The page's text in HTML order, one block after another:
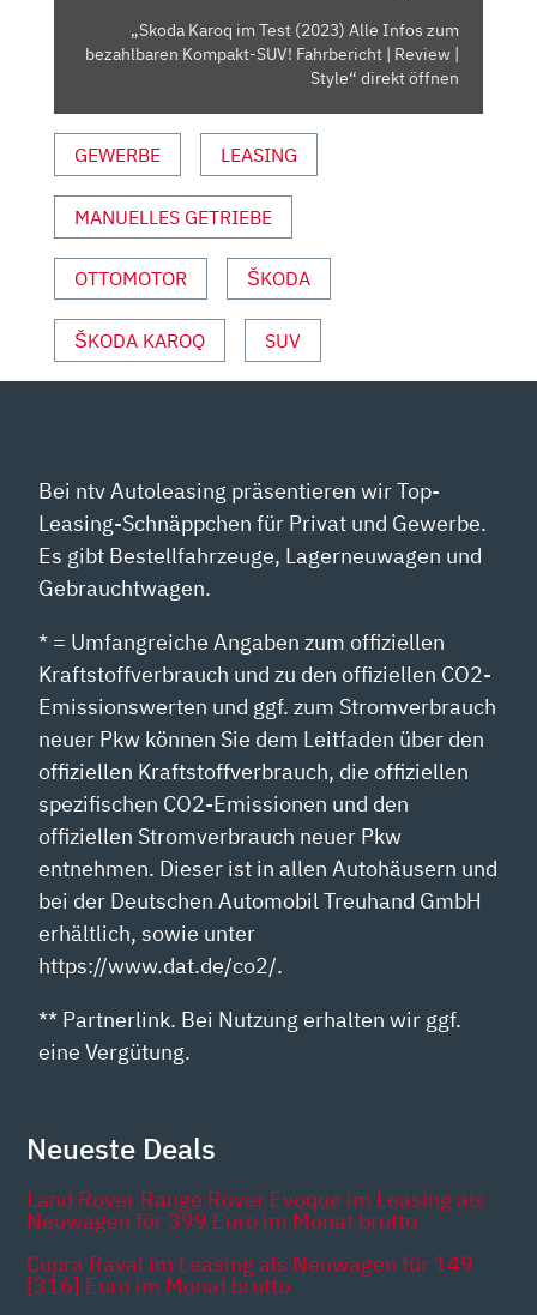
BEZAHLBAREN
KOMPAKT-
|
REVIEW
|
STYLE“
YOUTUBE
ANZEIGEN
„Skoda Karoq im Test (2023) Alle Infos zum
bezahlbaren Kompakt-SUV! Fahrbericht | Review |
Style“ direkt öffnen
GEWERBE LEASING
MANUELLES GETRIEBE
OTTOMOTOR ŠKODA
ŠKODA KAROQ SUV
Bei ntv Autoleasing präsentieren wir Top-
Leasing-Schnäppchen für Privat und Gewerbe.
Es gibt Bestellfahrzeuge, Lagerneuwagen und
Gebrauchtwagen.
* = Umfangreiche Angaben zum offiziellen
Kraftstoffverbrauch und zu den offiziellen CO2-
Emissionswerten und ggf. zum Stromverbrauch
neuer Pkw können Sie dem Leitfaden über den
offiziellen Kraftstoffverbrauch, die offiziellen
spezifischen CO2-Emissionen und den
offiziellen Stromverbrauch neuer Pkw
entnehmen. Dieser ist in allen Autohäusern und
bei der Deutschen Automobil Treuhand GmbH
erhältlich, sowie unter
https://www.dat.de/co2/.
** Partnerlink. Bei Nutzung erhalten wir ggf.
eine Vergütung.
Neueste Deals
Land Rover Range Rover Evoque im Leasing als
Neuwagen für 399 Euro im Monat brutto
Cupra Raval im Leasing als Neuwagen für 149
[316] Euro im Monat brutto